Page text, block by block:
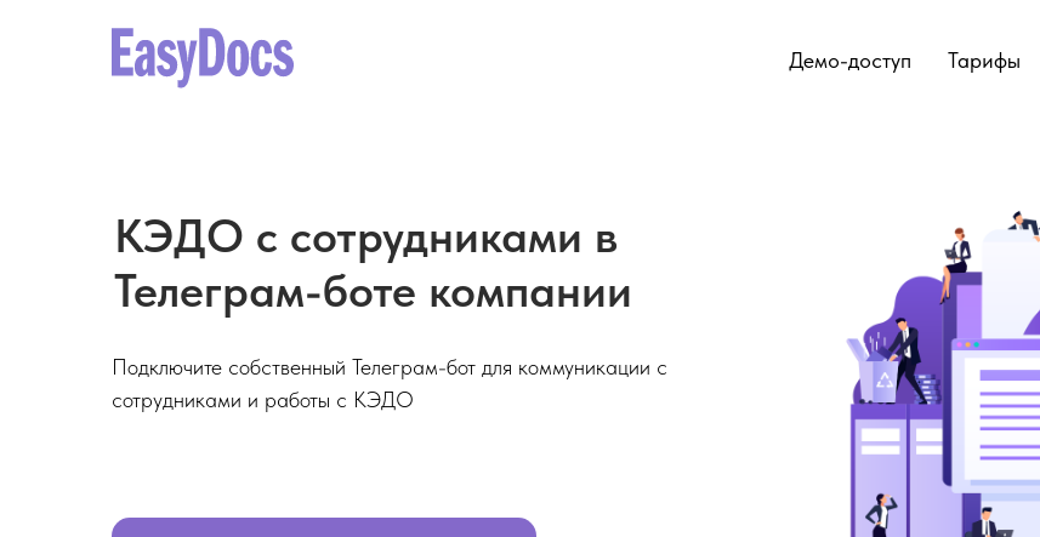
Демо-доступ Тарифы
⁠КЭДО с сотрудниками в
Телеграм-боте компании
Подключите собственный Телеграм-бот для коммуникации с
сотрудниками и работы с КЭДО